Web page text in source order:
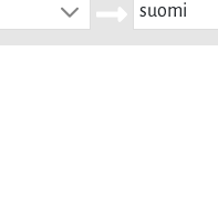
suomi